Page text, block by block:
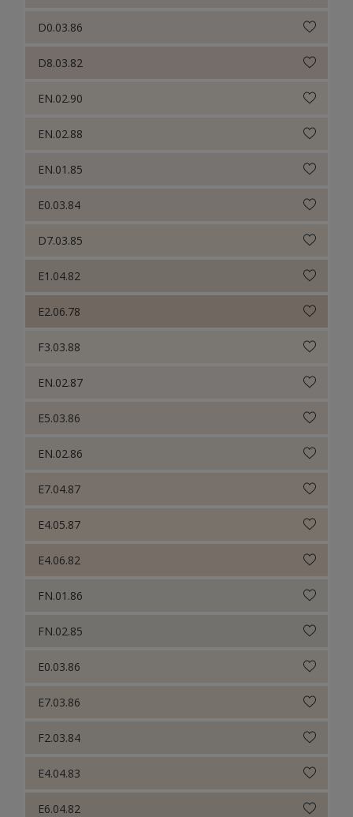
D0.03.86
D8.03.82
EN.02.90
EN.02.88
EN.01.85
E0.03.84
D7.03.85
E1.04.82
E2.06.78
F3.03.88
EN.02.87
E5.03.86
EN.02.86
E7.04.87
E4.05.87
E4.06.82
FN.01.86
FN.02.85
E0.03.86
E7.03.86
F2.03.84
E4.04.83
E6.04.82